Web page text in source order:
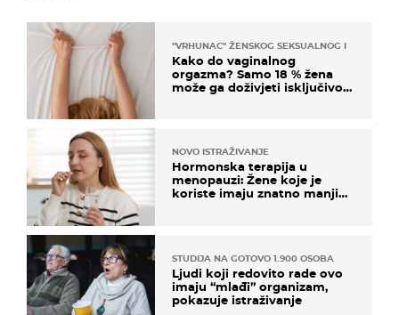
"VRHUNAC" ŽENSKOG SEKSUALNOG ISKUSTVA
Kako do vaginalnog
orgazma? Samo 18 % žena
može ga doživjeti isključivo
NOVO ISTRAŽIVANJE
Hormonska terapija u
menopauzi: Žene koje je
koriste imaju znatno manji
STUDIJA NA GOTOVO 1.900 OSOBA
Ljudi koji redovito rade ovo
imaju “mlađi” organizam,
pokazuje istraživanje